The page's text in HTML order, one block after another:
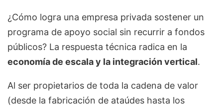
¿Cómo logra una empresa privada sostener un
programa de apoyo social sin recurrir a fondos
públicos? La respuesta técnica radica en la
economía de escala y la integración vertical.
Al ser propietarios de toda la cadena de valor
(desde la fabricación de ataúdes hasta los